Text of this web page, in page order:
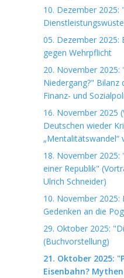
10. Dezember 2025:
05. Dezember 2025:
gegen Wehrpflicht
20. November 2025:
Niedergang?" Bilanz
Finanz- und
16. November 2025
Deutschen wieder
„Mentalitätswandel“
18. November 2025:
einer Republik"
Ulrich Schneider)
10. November 2025:
Gedenken an die
29. Oktober 2025:
(Buchvorstellung)
21. Oktober 2025:
Eisenbahn?